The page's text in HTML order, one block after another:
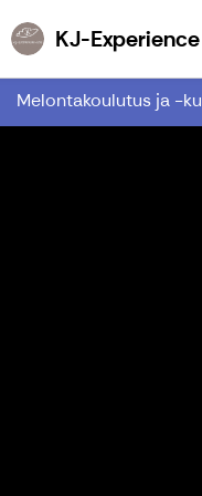
KJ-Experience -
Melontakoulutus ja -